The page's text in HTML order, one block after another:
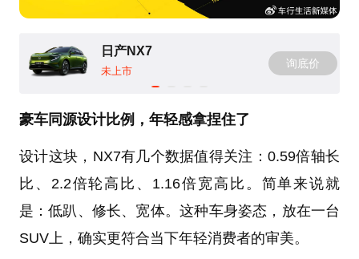
日产NX7
未上市
询底价
豪车同源设计比例，年轻感拿捏住了
设计这块，NX7有几个数据值得关注：0.59倍轴长
比、2.2倍轮高比、1.16倍宽高比。简单来说就
是：低趴、修长、宽体。这种车身姿态，放在一台
SUV上，确实更符合当下年轻消费者的审美。